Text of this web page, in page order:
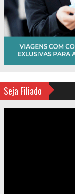
Seja Filiado